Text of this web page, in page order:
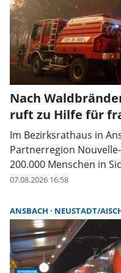
Nach
ruft zu Hilfe für
Im Bezirksrathaus in
Partnerregion
200.000 Menschen in
07.08.2026 16:58
ANSBACH NEUSTADT/